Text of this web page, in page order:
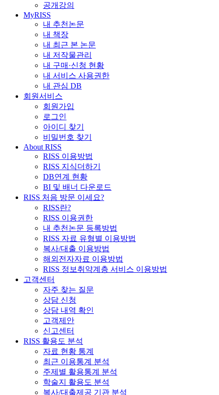
공개강의
MyRISS
내 추천논문
내 책장
내 최근 본 논문
내 저작물관리
내 구매·신청 현황
내 서비스 사용권한
내 관심 DB
회원서비스
회원가입
로그인
아이디 찾기
비밀번호 찾기
About RISS
RISS 이용방법
RISS 지식더하기
DB연계 현황
BI 및 배너 다운로드
RISS 처음 방문 이세요?
RISS란?
RISS 이용권한
내 추천논문 등록방법
RISS 자료 유형별 이용방법
복사/대출 이용방법
해외전자자료 이용방법
RISS 정보취약계층 서비스 이용방법
고객센터
자주 찾는 질문
상담 신청
상담 내역 확인
고객제안
신고센터
RISS 활용도 분석
자료 현황 통계
최근 이용통계 분석
주제별 활용통계 분석
학술지 활용도 분석
복사/대출제공 기관 분석